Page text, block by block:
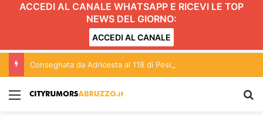
ACCEDI AL CANALE WHATSAPP E RICEVI LE TOP
NEWS DEL GIORNO:
ACCEDI AL CANALE
Menu